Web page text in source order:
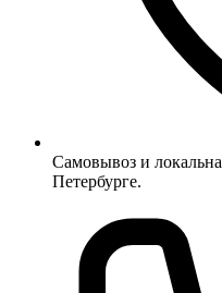
Самовывоз и
Петербурге.